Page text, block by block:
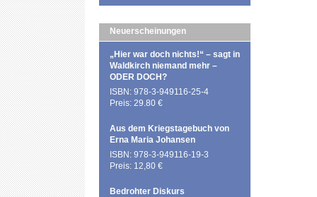
Neuerscheinungen
„Hier war doch nichts!“ – sagt in
Waldkirch niemand mehr –
ODER DOCH?
ISBN: 978-3-949116-25-4
Preis: 29.80 €
Aus dem Kriegstagebuch von
Erna Maria Johansen
ISBN: 978-3-949116-19-3
Preis: 12,80 €
Bedrohter Diskurs